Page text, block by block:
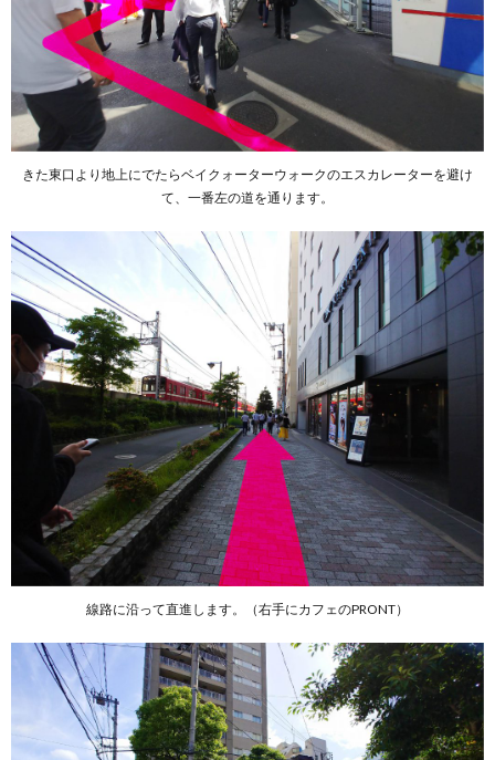
きた東口より地上にでたらベイクォーターウォークのエスカレーターを避け
て、一番左の道を通ります。
線路に沿って直進します。（右手にカフェのPRONT）